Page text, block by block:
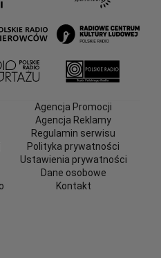
Agencja Promocji
Agencja Reklamy
Regulamin serwisu
Polityka prywatności
Ustawienia prywatności
Dane osobowe
Kontakt